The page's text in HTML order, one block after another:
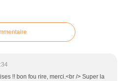
!! bon fou rire, merci.<br /> Super la